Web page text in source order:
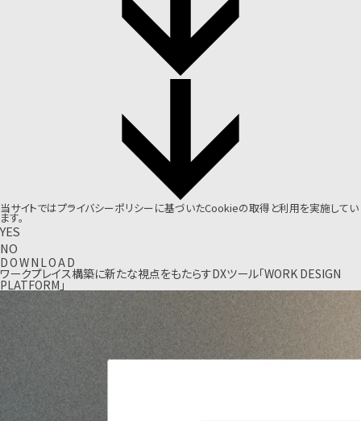
当サイトではプライバシーポリシーに基づいたCookieの取得と利用を実施してい
ます。
YES
NO
DOWN LOAD
ワークプレイス構築に新たな視点をもたらすDXツール「WORK DESIGN
PLATFORM」